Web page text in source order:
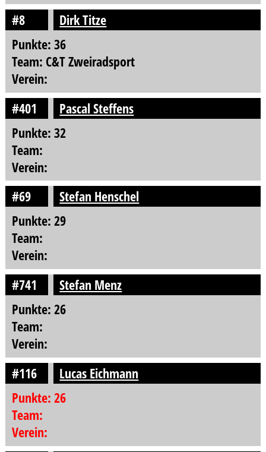
#8
Dirk Titze
Punkte: 36
Team: C&T Zweiradsport
Verein:
#401
Pascal Steffens
Punkte: 32
Team:
Verein:
#69
Stefan Henschel
Punkte: 29
Team:
Verein:
#741
Stefan Menz
Punkte: 26
Team:
Verein:
#116
Lucas Eichmann
Punkte: 26
Team:
Verein: